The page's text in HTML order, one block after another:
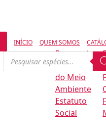
INÍCIO QUEM SOMOS
Regras de
Conservação
do Meio
Ambiente
Estatuto
Social